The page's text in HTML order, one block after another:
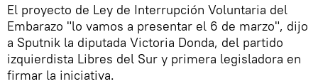
El proyecto de Ley de Interrupción Voluntaria del
Embarazo "lo vamos a presentar el 6 de marzo", dijo
a Sputnik la diputada Victoria Donda, del partido
izquierdista Libres del Sur y primera legisladora en
firmar la iniciativa.